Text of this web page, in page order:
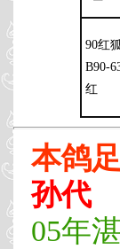
90红
B90-
红
本鸽
孙代
05年